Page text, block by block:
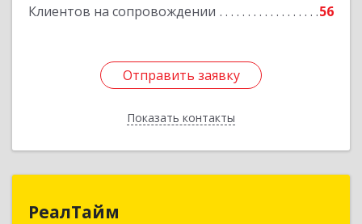
Клиентов на сопровождении 56
Отправить заявку
Показать контакты
Отправить заявку
Назад
РеалТайм